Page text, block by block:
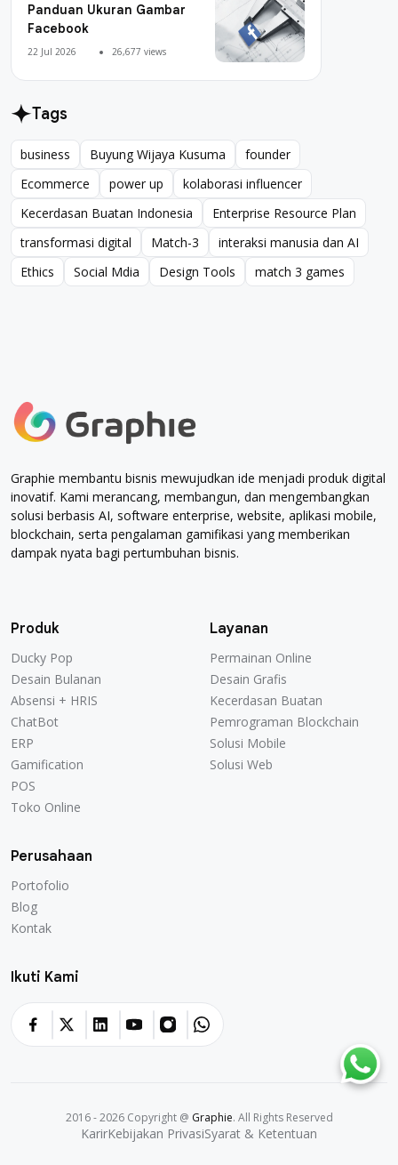
Panduan Ukuran Gambar
Facebook
22 Jul 2026 26,677 views
Tags
business
business
Buyung Wijaya Kusuma
Buyung Wijaya Kusuma
founder
founder
Ecommerce
Ecommerce
power up
power up
kolaborasi influencer
kolaborasi influencer
Kecerdasan Buatan Indonesia
Kecerdasan Buatan Indonesia
Enterprise Resource Plan
Enterprise Resource Plan
transformasi digital
transformasi digital
Match-3
Match-3
interaksi manusia dan AI
interaksi manusia dan AI
Ethics
Ethics
Social Mdia
Social Mdia
Design Tools
Design Tools
match 3 games
match 3 games
Graphie membantu bisnis mewujudkan ide menjadi produk digital
inovatif. Kami merancang, membangun, dan mengembangkan
solusi berbasis AI, software enterprise, website, aplikasi mobile,
blockchain, serta pengalaman gamifikasi yang memberikan
dampak nyata bagi pertumbuhan bisnis.
Produk
Ducky Pop
Desain Bulanan
Absensi + HRIS
ChatBot
ERP
Gamification
POS
Toko Online
Layanan
Permainan Online
Desain Grafis
Kecerdasan Buatan
Pemrograman Blockchain
Solusi Mobile
Solusi Web
Perusahaan
Portofolio
Blog
Kontak
Ikuti Kami
2016 - 2026 Copyright @ Graphie. All Rights Reserved
KarirKebijakan PrivasiSyarat & Ketentuan